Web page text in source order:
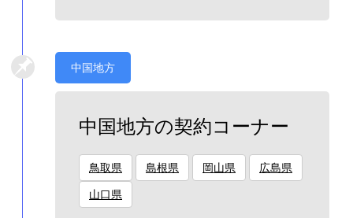
中国地方
中国地方の契約コーナー
鳥取県 島根県 岡山県 広島県
山口県